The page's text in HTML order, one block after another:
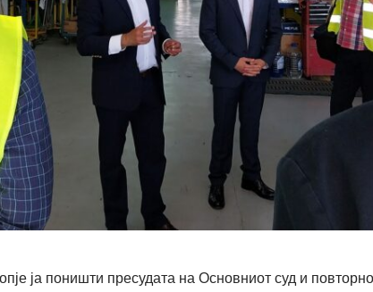
ја поништи пресудата на Основниот суд и